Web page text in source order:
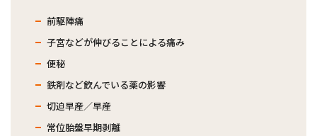
前駆陣痛
子宮などが伸びることによる痛み
便秘
鉄剤など飲んでいる薬の影響
切迫早産／早産
常位胎盤早期剥離